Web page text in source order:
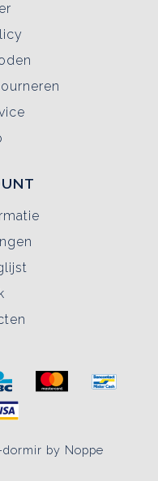
by Noppe